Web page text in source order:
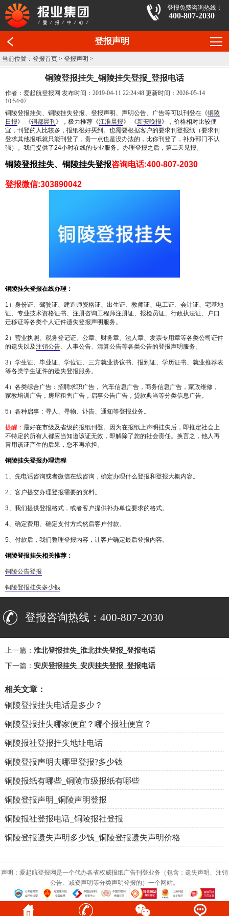
登报免费咨询热线：
400-807-2030
登报声明
当前位置：登报首页 >登报声明 >
铜陵登报挂失_铜陵挂失登报_登报电话
作者：爱起航登报网 发布时间：2019-04-11 22:24:48 更新时间：2026-05-14
10:54:07
铜陵登报挂失、铜陵挂失登报、登报声明、声明公告、广告等可以刊登在《铜陵
日报》 《铜都晨刊 》 ，极力推荐《江淮晨报》 《新安晚报》，价格相对比较便
宜，刊登的人比较多，报纸很好买到。也需要根据客户的要求刊登报纸（要求刊
登求其他报纸就只能刊登了，贵一点也是没办法的，比你刊登了，补办部门不认
强）。我们提供了24小时在线的专业服务。办理登报之后，第二天见报。
铜陵登报挂失、铜陵挂失登报咨询电话:400-807-2030
登报微信:303890042
铜陵挂失登报在线办理：
1）身份证、驾驶证、建造师资格证、出生证、教师证、电工证、会计证、宅基地
证、专业技术资格证书、注册咨询工程师注册证、报检员证、行政执法证、户口
迁移证等各类个人证件遗失登报声明服务。
2）营业执照、税务登记证、公章、财务章、法人章、发票专用章等各类公司证件
的遗失以及注销公告、人事公告、清算公告等各类公告的登报声明服务。
3）学生证、毕业证、学位证、三方就业协议书、报到证、学历证书、就业推荐表
等各类学生证件的遗失登报服务。
4）各类综合广告：招聘求职广告， 汽车信息广告，商务信息广告，家政维修，
家教培训广告，房屋租售广告，启事公告广告，贷款典当等分类信息广告。
5）各种启事：寻人、寻物、讣告、通知等登报业务。
提醒： 最好在市级及省级的报纸刊登。因为在报纸上声明挂失后，即推定社会上
不特定的所有人都应当知道该证无效，即解除了您的社会责任。换言之，他人再
冒用该证产生的后果，您不再承担。
铜陵挂失登报办理流程
1、先电话咨询或者微信在线咨询，确定办理什么登报和登报大概内容。
2、客户提交办理登报需要的资料。
3、我们提供登报格式，或者客户提供补办单位要求的格式。
4、确定费用、确定支付方式然后客户付款。
5、付款后，我们整理登报内容，让客户确定最后登报内容。
铜陵登报挂失相关推荐：
铜陵公告登报
铜陵登报挂失多少钱
登报咨询热线：400-807-2030
上一篇： 淮北登报挂失_淮北挂失登报_登报电话
下一篇： 安庆登报挂失_安庆挂失登报_登报电话
相关文章：
铜陵登报挂失电话是多少？
铜陵登报挂失哪家便宜？哪个报社便宜？
铜陵报社登报挂失地址电话
铜陵登报声明去哪里登报?多少钱
铜陵报纸有哪些_铜陵市级报纸有哪些
铜陵登报声明_铜陵声明登报
铜陵报社登报电话_铜陵报社登报
铜陵登报遗失声明多少钱_铜陵登报遗失声明价格
声明：爱起航登报网是一个代办各省权威报纸广告刊登业务（包含：遗失声明、注销
公告、减资声明等分类声明登报的）一个网站。